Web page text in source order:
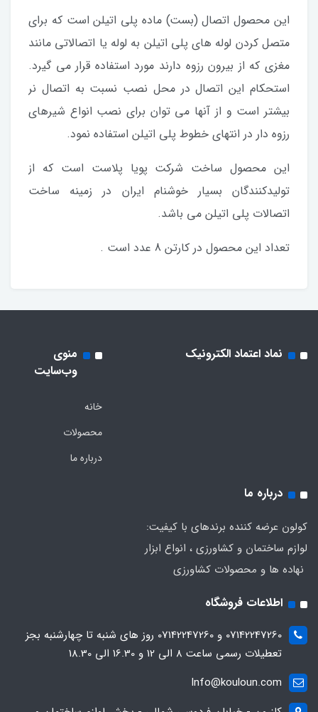
این محصول اتصال (بست) ماده پلی اتیلن است که برای
متصل کردن لوله های پلی اتیلن به لوله یا اتصالاتی مانند
مغزی که از بیرون رزوه دارند مورد استفاده قرار می گیرد.
استحکام این اتصال در محل نصب نسبت به اتصال نر
بیشتر است و از آنها می توان برای نصب انواع شیرهای
رزوه دار در انتهای خطوط پلی اتیلن استفاده نمود.
این محصول ساخت شرکت پویا پلاست است که از
تولیدکنندگان بسیار خوشنام ایران در زمینه ساخت
اتصالات پلی اتیلن می باشد.
تعداد این محصول در کارتن 8 عدد است .
نماد اعتماد الکترونیک
منوی
وب‌سایت
خانه
محصولات
درباره ما
درباره ما
کولون عرضه کننده برندهای با کیفیت:
لوازم ساختمان و کشاورزی ، انواع ابزار
نهاده ها و محصولات کشاورزی
اطلاعات فروشگاه
07142247260 و 07142247260 روز های شنبه تا چهارشنبه بجز
تعطیلات رسمی ساعت 8 الی 12 و 16.30 الی 18.30
Info@kouloun.com